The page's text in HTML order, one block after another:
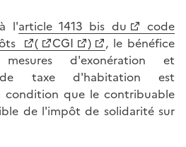
l'article 1413 bis du
code
( CGI )
, le bénéfice
d'exonération et
de taxe d'habitation est
condition que le contribuable
de l'impôt de solidarité sur